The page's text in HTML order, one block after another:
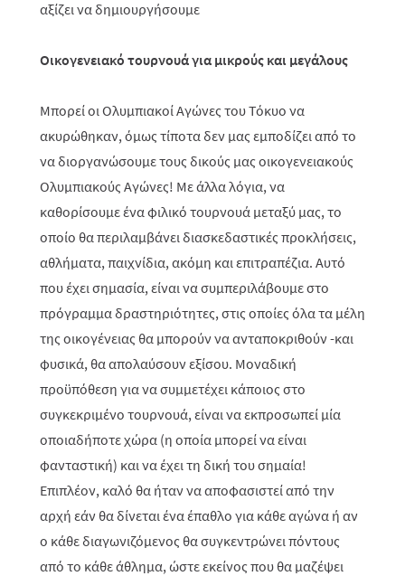
Οικογενειακό τουρνουά για μικρούς και μεγάλους
Μπορεί οι Ολυμπιακοί Αγώνες του Τόκυο να
ακυρώθηκαν, όμως τίποτα δεν μας εμποδίζει από το
να διοργανώσουμε τους δικούς μας οικογενειακούς
Ολυμπιακούς Αγώνες! Με άλλα λόγια, να
καθορίσουμε ένα φιλικό τουρνουά μεταξύ μας, το
οποίο θα περιλαμβάνει διασκεδαστικές προκλήσεις,
αθλήματα, παιχνίδια, ακόμη και επιτραπέζια. Αυτό
που έχει σημασία, είναι να συμπεριλάβουμε στο
πρόγραμμα δραστηριότητες, στις οποίες όλα τα μέλη
της οικογένειας θα μπορούν να ανταποκριθούν -και
φυσικά, θα απολαύσουν εξίσου. Μοναδική
προϋπόθεση για να συμμετέχει κάποιος στο
συγκεκριμένο τουρνουά, είναι να εκπροσωπεί μία
οποιαδήποτε χώρα (η οποία μπορεί να είναι
φανταστική) και να έχει τη δική του σημαία!
Επιπλέον, καλό θα ήταν να αποφασιστεί από την
αρχή εάν θα δίνεται ένα έπαθλο για κάθε αγώνα ή αν
ο κάθε διαγωνιζόμενος θα συγκεντρώνει πόντους
από το κάθε άθλημα, ώστε εκείνος που θα μαζέψει